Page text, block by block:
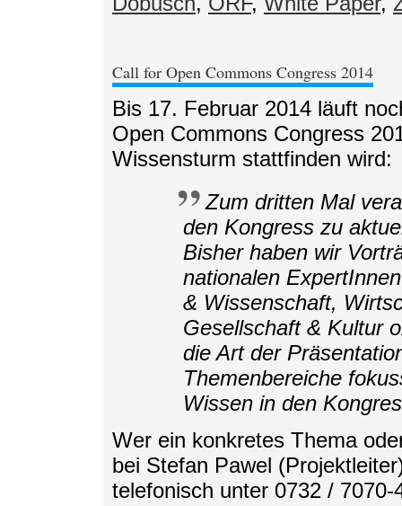
Call for Open Commons Congress 2014
Bis 17. Februar 2014 läuft
Open Commons Congress
Wissensturm stattfinden wird:
Zum dritten Mal
den Kongress zu
Bisher haben wir
nationalen
& Wissenschaft,
Gesellschaft & Kultur
die Art der
Themenbereiche
Wissen in den
Wer ein konkretes Thema
bei Stefan Pawel
telefonisch unter 0732 / 7070-